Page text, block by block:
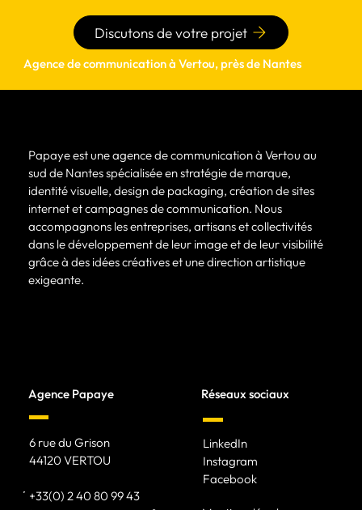
Discutons de votre projet
Agence de communication à Vertou, près de Nantes
Réseaux sociaux
LinkedIn
Instagram
Facebook
Agence Papaye
6 rue du Grison
44120 VERTOU
+33(0) 2 40 80 99 43
Papaye est une agence de communication à Vertou au
sud de Nantes spécialisée en stratégie de marque,
identité visuelle, design de packaging, création de sites
internet et campagnes de communication. Nous
accompagnons les entreprises, artisans et collectivités
dans le développement de leur image et de leur visibilité
grâce à des idées créatives et une direction artistique
exigeante.